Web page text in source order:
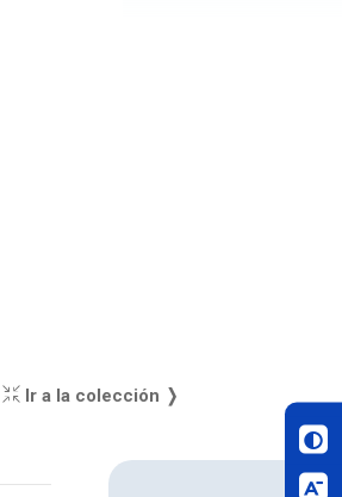
Ir a la colección ❭